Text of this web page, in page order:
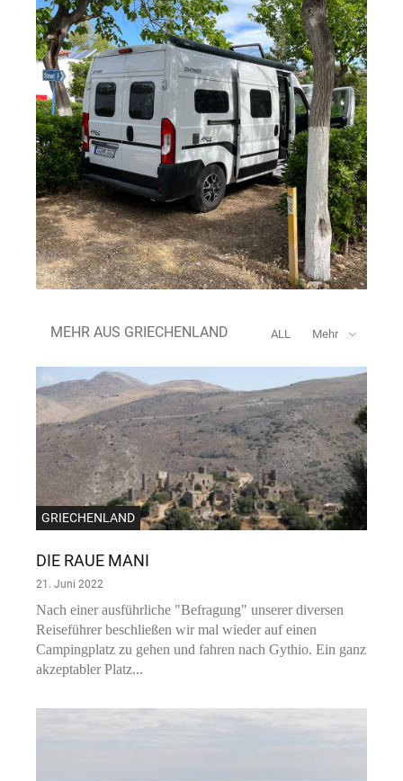
MEHR AUS GRIECHENLAND ALL Mehr
GRIECHENLAND
DIE RAUE MANI
21. Juni 2022
Nach einer ausführliche "Befragung" unserer diversen
Reiseführer beschließen wir mal wieder auf einen
Campingplatz zu gehen und fahren nach Gythio. Ein ganz
akzeptabler Platz...